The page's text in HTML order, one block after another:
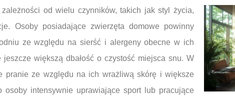
od wielu czynników, takich jak styl życia,
Osoby posiadające zwierzęta domowe powinny
ze względu na sierść i alergeny obecne w ich
większą dbałość o czystość miejsca snu. W
pranie ze względu na ich wrażliwą skórę i większe
intensywnie uprawiające sport lub pracujące